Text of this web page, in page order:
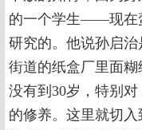
的一个学生——现在
研究的。他说孙启
街道的纸盒厂里面
没有到30岁，特别
的修养。这里就切